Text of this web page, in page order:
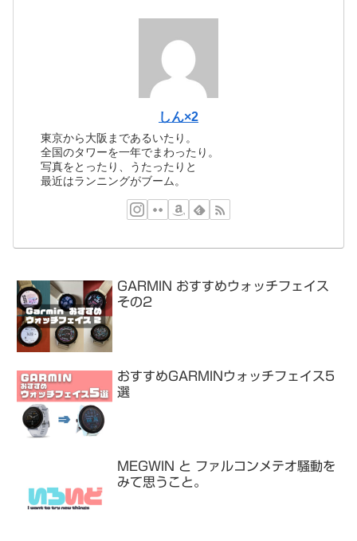
しん×2
東京から大阪まであるいたり。
全国のタワーを一年でまわったり。
写真をとったり、うたったりと
最近はランニングがブーム。
GARMIN おすすめウォッチフェイス
その2
おすすめGARMINウォッチフェイス5
選
MEGWIN と ファルコンメテオ騒動を
みて思うこと。